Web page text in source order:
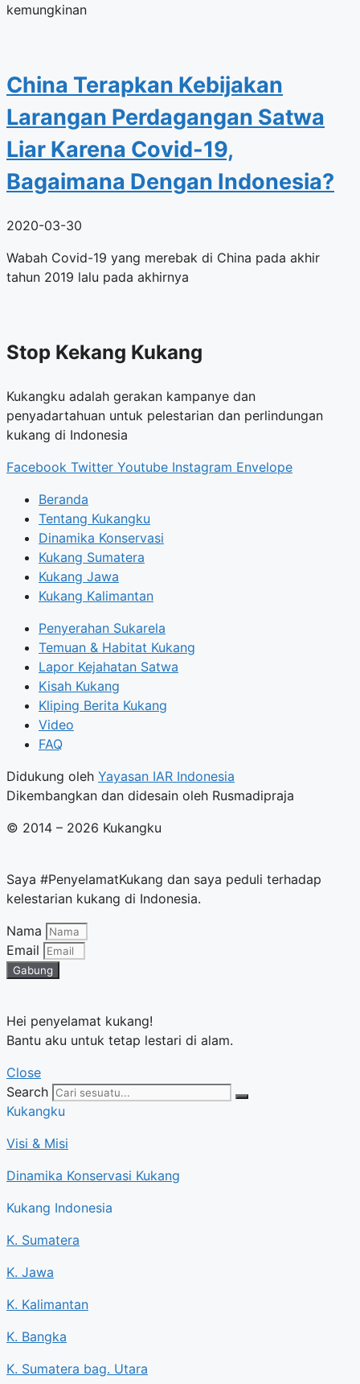
kemungkinan
China Terapkan Kebijakan
Larangan Perdagangan Satwa
Liar Karena Covid-19,
Bagaimana Dengan Indonesia?
2020-03-30
Wabah Covid-19 yang merebak di China pada akhir
tahun 2019 lalu pada akhirnya
Stop Kekang Kukang
Kukangku adalah gerakan kampanye dan
penyadartahuan untuk pelestarian dan perlindungan
kukang di Indonesia
Facebook Twitter Youtube Instagram Envelope
Beranda
Tentang Kukangku
Dinamika Konservasi
Kukang Sumatera
Kukang Jawa
Kukang Kalimantan
Penyerahan Sukarela
Temuan & Habitat Kukang
Lapor Kejahatan Satwa
Kisah Kukang
Kliping Berita Kukang
Video
FAQ
Didukung oleh Yayasan IAR Indonesia
Dikembangkan dan didesain oleh Rusmadipraja
© 2014 – 2026 Kukangku
Saya #PenyelamatKukang dan saya peduli terhadap
kelestarian kukang di Indonesia.
Nama
Email
Gabung
Hei penyelamat kukang!
Bantu aku untuk tetap lestari di alam.
Close
Search
Kukangku
Visi & Misi
Dinamika Konservasi Kukang
Kukang Indonesia
K. Sumatera
K. Jawa
K. Kalimantan
K. Bangka
K. Sumatera bag. Utara